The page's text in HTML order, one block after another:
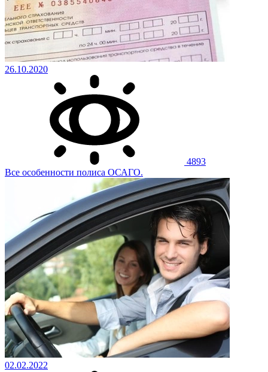
26.10.2020
4893
Все особенности полиса ОСАГО.
02.02.2022